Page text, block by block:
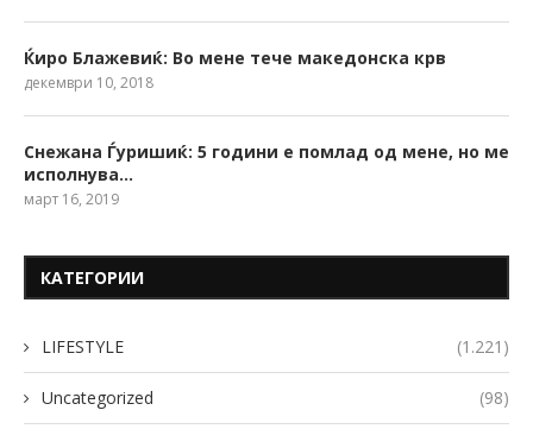
Ќиро Блажевиќ: Во мене тече македонска крв
декември 10, 2018
Снежана Ѓуришиќ: 5 години е помлад од мене, но ме
исполнува…
март 16, 2019
КАТЕГОРИИ
LIFESTYLE (1.221)
Uncategorized (98)